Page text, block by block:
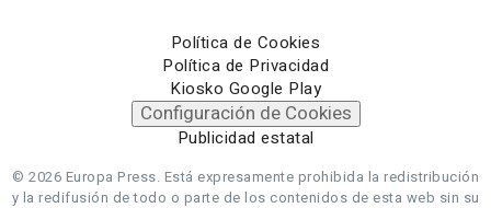
Política de Cookies
Política de Privacidad
Kiosko Google Play
Configuración de Cookies
Publicidad estatal
© 2026 Europa Press. Está expresamente prohibida la redistribución
y la redifusión de todo o parte de los contenidos de esta web sin su